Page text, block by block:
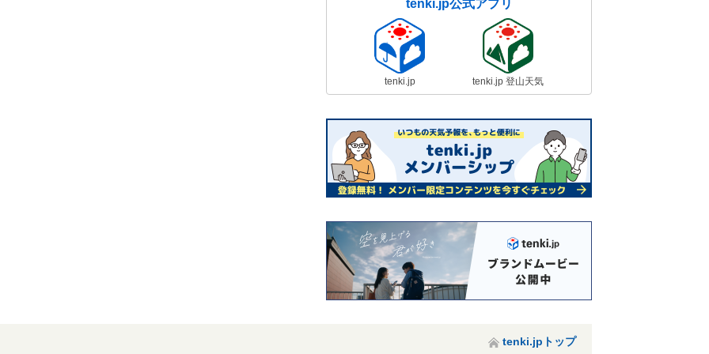
tenki.jp公式アプリ
tenki.jp tenki.jp 登山天気
tenki.jpトップ